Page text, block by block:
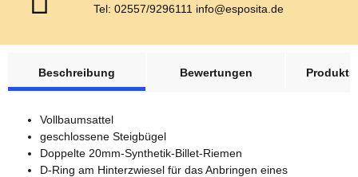
Tel: 02557/9296111 info@esposita.de
Beschreibung
Bewertungen
Vollbaumsattel
geschlossene Steigbügel
Doppelte 20mm-Synthetik-Billet-Riemen
D-Ring am Hinterzwiesel für das Anbringen eines